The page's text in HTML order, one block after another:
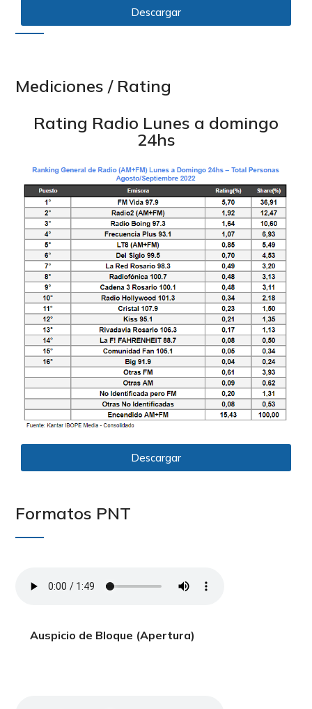
Descargar
Mediciones / Rating
Rating Radio Lunes a domingo
24hs
Descargar
Formatos PNT
Auspicio de Bloque (Apertura)